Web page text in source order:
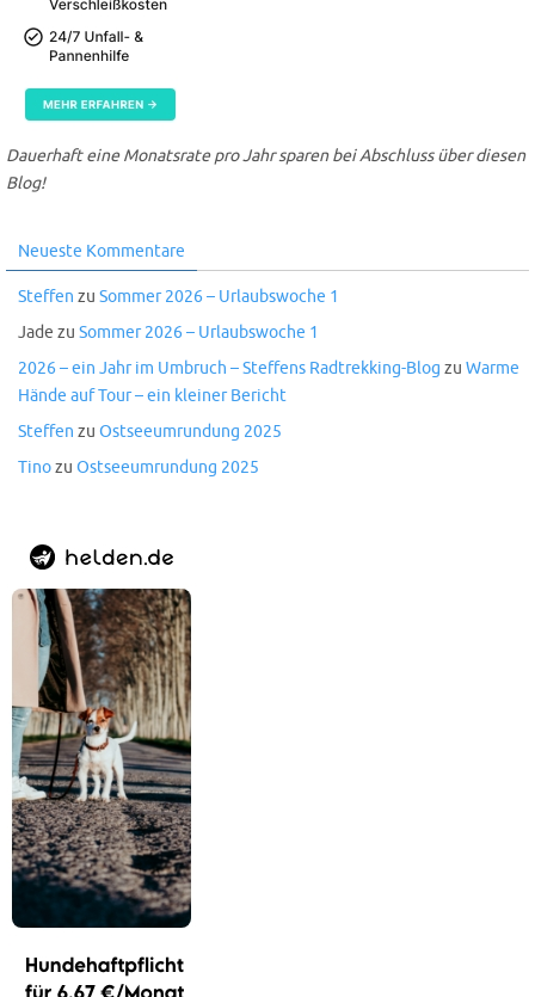
Dauerhaft eine Monatsrate pro Jahr sparen bei Abschluss über diesen
Blog!
Neueste Kommentare
Steffen zu Sommer 2026 – Urlaubswoche 1
Jade zu Sommer 2026 – Urlaubswoche 1
2026 – ein Jahr im Umbruch – Steffens Radtrekking-Blog zu Warme
Hände auf Tour – ein kleiner Bericht
Steffen zu Ostseeumrundung 2025
Tinozu Ostseeumrundung 2025